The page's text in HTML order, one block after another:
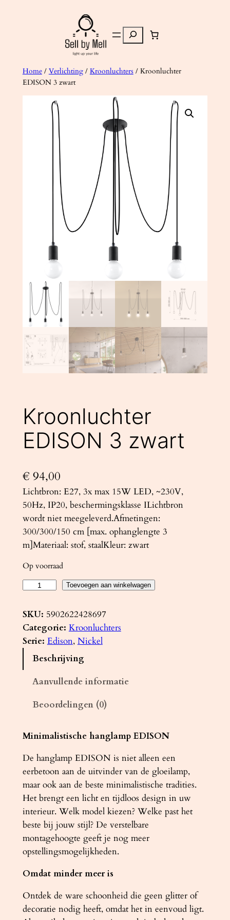
Zoeken
Home/ Verlichting/ Kroonluchters/ Kroonluchter
EDISON 3 zwart
Kroonluchter
EDISON 3 zwart
€ 94,00
Lichtbron: E27, 3x max 15W LED, ~230V,
50Hz, IP20, beschermingsklasse ILichtbron
wordt niet meegeleverd.Afmetingen:
300/300/150 cm [max. ophanglengte 3
m]Materiaal: stof, staalKleur: zwart
Op voorraad
o
o
n
r
D
I
S
O
N
3
z
w
r
t
a
Toevoegen aan winkelwagen
SKU: 5902622428697
Categorie: Kroonluchters
Serie: Edison, Nickel
Beschrijving
Aanvullende informatie
Beoordelingen (0)
Minimalistische hanglamp EDISON
De hanglamp EDISON is niet alleen een
eerbetoon aan de uitvinder van de gloeilamp,
maar ook aan de beste minimalistische tradities.
Het brengt een licht en tijdloos design in uw
interieur. Welk model kiezen? Welke past het
beste bij jouw stijl? De verstelbare
montagehoogte geeft je nog meer
opstellingsmogelijkheden.
Omdat minder meer is
Ontdek de ware schoonheid die geen glitter of
decoratie nodig heeft, omdat het in eenvoud ligt.